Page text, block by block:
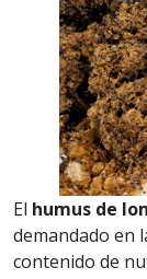
El humus de
demandado en
contenido de